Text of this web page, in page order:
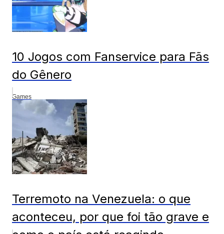
10 Jogos com Fanservice para Fãs
do Gênero
Games
Terremoto na Venezuela: o que
aconteceu, por que foi tão grave e